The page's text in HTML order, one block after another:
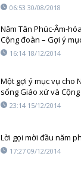
06:53 30/08/2018
Năm Tân Phúc-Âm-
Cộng đoàn – Gợi ý
16:14 18/12/2014
Một gợi ý mục vụ cho
sống Giáo xứ và
23:14 15/12/2014
Lời gọi mời đầu năm
17:27 09/12/2014